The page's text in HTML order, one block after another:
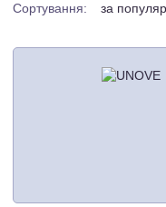
Сортування: за